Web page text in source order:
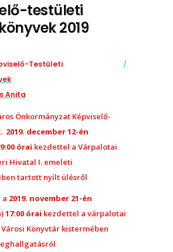
testületi
2019
Testületi
Anita
Önkormányzat Képviselő-
2019. december 12-én
órai kezdettel a Várpalotai
Hivatal I. emeleti
tartott nyílt ülésről
a 2019. november 21-én
17:00 órai kezdettel a várpalotai
Könyvtár kistermében